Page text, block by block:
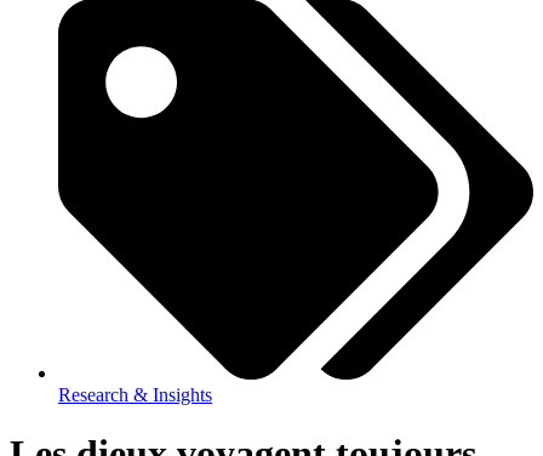
Research & Insights